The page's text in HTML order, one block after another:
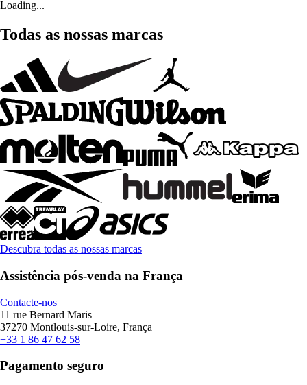
Loading...
Todas as nossas marcas
Descubra todas as nossas marcas
Assistência pós-venda na França
Contacte-nos
11 rue Bernard Maris
37270 Montlouis-sur-Loire, França
+33 1 86 47 62 58
Pagamento seguro